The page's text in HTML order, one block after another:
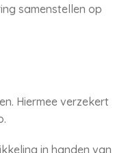
samenstellen op
Hiermee verzekert
in handen van